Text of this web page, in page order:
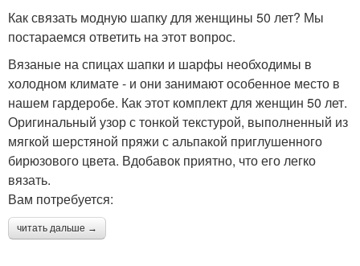
Как связать модную шапку для женщины 50 лет? Мы
постараемся ответить на этот вопрос.
Вязаные на спицах шапки и шарфы необходимы в
холодном климате - и они занимают особенное место в
нашем гардеробе. Как этот комплект для женщин 50 лет.
Оригинальный узор с тонкой текстурой, выполненный из
мягкой шерстяной пряжи с альпакой приглушенного
бирюзового цвета. Вдобавок приятно, что его легко
вязать.
Вам потребуется:
читать дальше →